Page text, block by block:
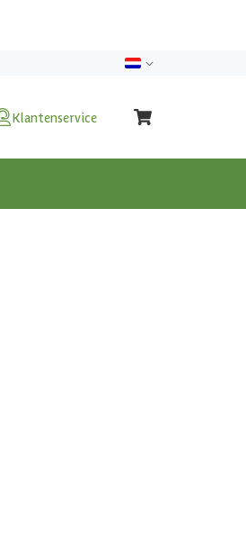
Klantenservice